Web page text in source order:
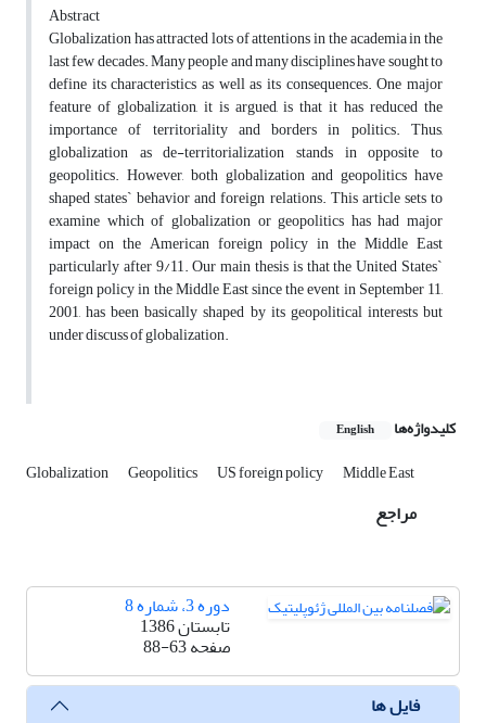
Abstract
Globalization has attracted lots of attentions in the academia in the
last few decades. Many people and many disciplines have sought to
define its characteristics as well as its consequences. One major
feature of globalization, it is argued, is that it has reduced the
importance of territoriality and borders in politics. Thus,
globalization as de-territorialization stands in opposite to
geopolitics. However, both globalization and geopolitics have
shaped states` behavior and foreign relations. This article sets to
examine which of globalization or geopolitics has had major
impact on the American foreign policy in the Middle East
particularly after 9/11. Our main thesis is that the United States`
foreign policy in the Middle East since the event in September 11,
2001, has been basically shaped by its geopolitical interests but
under discuss of globalization.
کلیدواژه‌ها English
Globalization Geopolitics US foreign policy Middle East
مراجع
دوره 3، شماره 8
تابستان 1386
صفحه88-63
فایل ها